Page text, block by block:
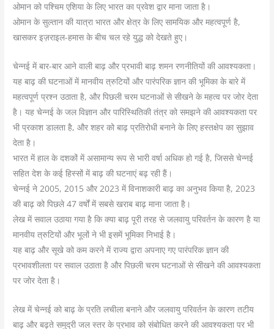
ओमान को पश्चिम एशिया के लिए भारत का प्रवेश द्वार माना जाता है।
ओमान के सुल्तान की यात्रा भारत और क्षेत्र के लिए सामयिक और महत्वपूर्ण है,
खासकर इज़राइल-हमास के बीच चल रहे युद्ध को देखते हुए।
चेन्नई में बार-बार आने वाली बाढ़ और प्रभावी बाढ़ शमन रणनीतियों की आवश्यकता।
यह बाढ़ की घटनाओं में मानवीय त्रुटियों और पारंपरिक ज्ञान की भूमिका के बारे में
महत्वपूर्ण प्रश्न उठाता है, और पिछली चरम घटनाओं से सीखने के महत्व पर जोर देता
है। यह चेन्नई के जल विज्ञान और पारिस्थितिकी तंत्र को समझने की आवश्यकता पर
भी प्रकाश डालता है, और शहर को बाढ़ प्रतिरोधी बनाने के लिए हस्तक्षेप का सुझाव
देता है।
भारत में हाल के दशकों में असामान्य रूप से भारी वर्षा अधिक हो गई है, जिससे चेन्नई
सहित देश के कई हिस्सों में बाढ़ की घटनाएं बढ़ रही हैं।
चेन्नई ने 2005, 2015 और 2023 में विनाशकारी बाढ़ का अनुभव किया है, 2023
की बाढ़ को पिछले 47 वर्षों में सबसे खराब बाढ़ माना जाता है।
लेख में सवाल उठाया गया है कि क्या बाढ़ पूरी तरह से जलवायु परिवर्तन के कारण है या
मानवीय त्रुटियों और भूलों ने भी इसमें भूमिका निभाई है।
यह बाढ़ और सूखे को कम करने में राज्य द्वारा अपनाए गए पारंपरिक ज्ञान की
प्रभावशीलता पर सवाल उठाता है और पिछली चरम घटनाओं से सीखने की आवश्यकता
पर जोर देता है।
लेख में चेन्नई को बाढ़ के प्रति लचीला बनाने और जलवायु परिवर्तन के कारण तटीय
बाढ़ और बढ़ते समुद्री जल स्तर के प्रभाव को संबोधित करने की आवश्यकता पर भी